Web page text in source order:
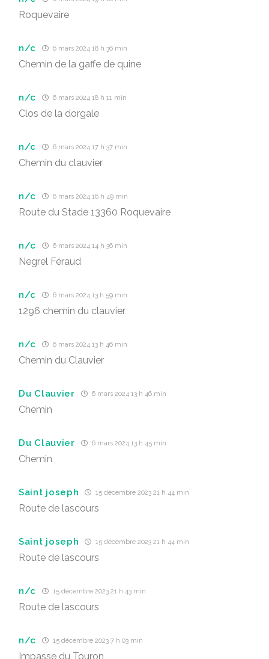
Roquevaire
n/c 6 mars 2024 18 h 36 min
Chemin de la gaffe de quine
n/c 6 mars 2024 18 h 11 min
Clos de la dorgale
n/c 6 mars 2024 17 h 37 min
Chemin du clauvier
n/c 6 mars 2024 16 h 49 min
Route du Stade 13360 Roquevaire
n/c 6 mars 2024 14 h 36 min
Negrel Féraud
n/c 6 mars 2024 13 h 59 min
1296 chemin du clauvier
n/c 6 mars 2024 13 h 46 min
Chemin du Clauvier
Du Clauvier 6 mars 2024 13 h 46 min
Chemin
Du Clauvier 6 mars 2024 13 h 45 min
Chemin
Saint joseph 15 décembre 2023 21 h 44 min
Route de lascours
Saint joseph 15 décembre 2023 21 h 44 min
Route de lascours
n/c 15 décembre 2023 21 h 43 min
Route de lascours
n/c 15 décembre 2023 7 h 03 min
Impasse du Touron